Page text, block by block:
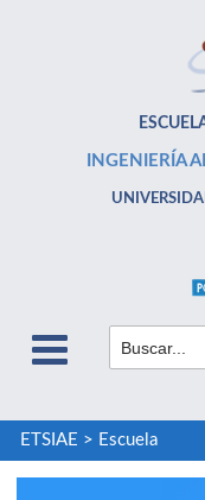
INGENIERÍA
ETSIAE > Escuela